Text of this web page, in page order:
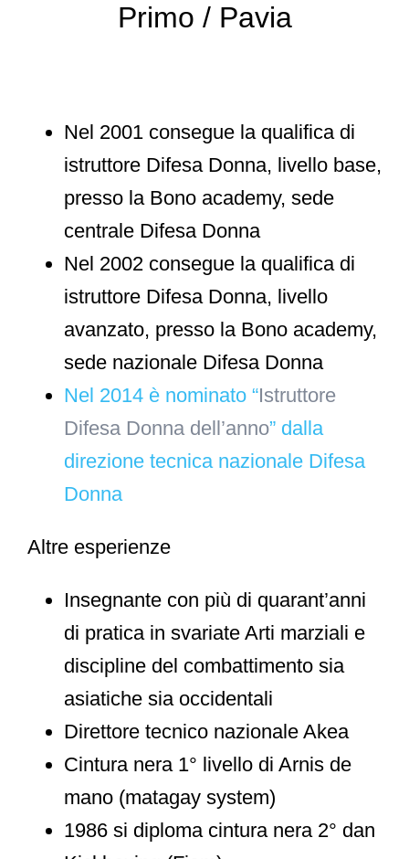
Primo / Pavia
Nel 2001 consegue la qualifica di
istruttore Difesa Donna, livello base,
presso la Bono academy, sede
centrale Difesa Donna
Nel 2002 consegue la qualifica di
istruttore Difesa Donna, livello
avanzato, presso la Bono academy,
sede nazionale Difesa Donna
Nel 2014 è nominato “Istruttore
Difesa Donna dell’anno” dalla
direzione tecnica nazionale Difesa
Donna
Altre esperienze
Insegnante con più di quarant’anni
di pratica in svariate Arti marziali e
discipline del combattimento sia
asiatiche sia occidentali
Direttore tecnico nazionale Akea
Cintura nera 1° livello di Arnis de
mano (matagay system)
1986 si diploma cintura nera 2° dan